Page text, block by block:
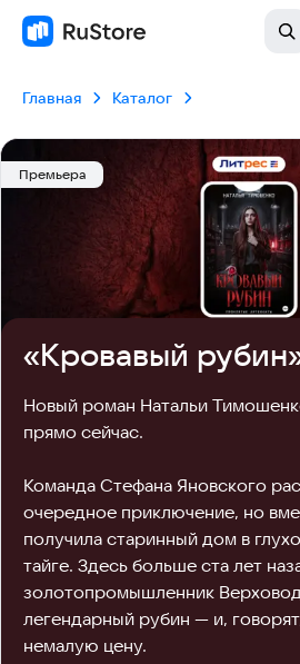
Главная Каталог
Премьера
«Кровавый
Новый роман Натальи
прямо сейчас.
Команда Стефана Яновского
очередное приключение, но
получила старинный дом в
тайге. Здесь больше ста лет
золотопромышленник
легендарный рубин — и,
немалую цену.